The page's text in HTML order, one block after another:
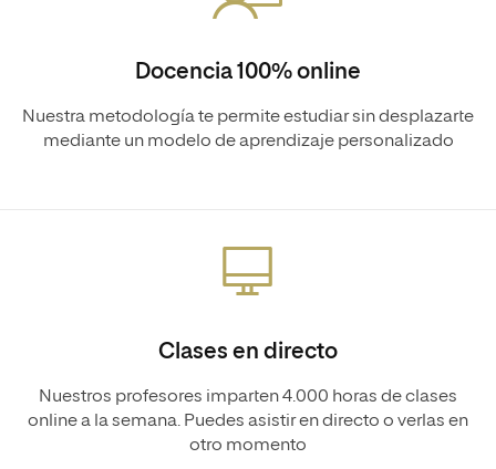
Docencia 100% online
Nuestra metodología te permite estudiar sin desplazarte
mediante un modelo de aprendizaje personalizado
Clases en directo
Nuestros profesores imparten 4.000 horas de clases
online a la semana. Puedes asistir en directo o verlas en
otro momento